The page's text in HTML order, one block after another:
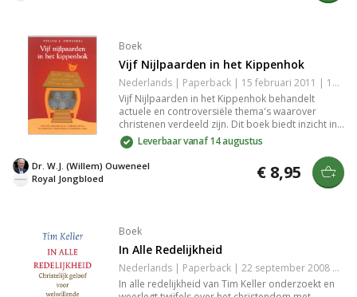
Boek
Vijf Nijlpaarden in het Kippenhok
Nederlands | Paperback | 15 februari 2011 | 136 pagina's | 9789063536190
Vijf Nijlpaarden in het Kippenhok behandelt
actuele en controversiële thema's waarover
christenen verdeeld zijn. Dit boek biedt inzicht in
de verschillende standpunten binnen de
gemeenschap en verkent de uitdagingen van
geloofsidentiteit in een snel veranderende
wereld. Het biedt een waardevolle reflectie voor
iedereen die de dynamiek van hedendaagse
Leverbaar vanaf 14 augustus
Royal Jongbloed
Dr. W.J. (Willem) Ouweneel € 8,95
Boek
In Alle Redelijkheid
Nederlands | Paperback | 22 september 2008 | 304 pagina's | 9789051943382
In alle redelijkheid van Tim Keller onderzoekt en